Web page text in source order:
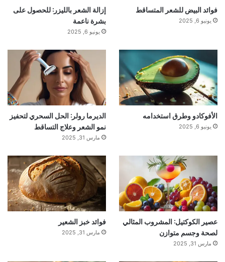
فوائد البيض للشعر المتساقط
يونيو 6, 2025
إزالة الشعر بالليزر: للحصول على
بشرة ناعمة
يونيو 6, 2025
الأفوكادو وطرق استخدامه
يونيو 6, 2025
الديرما رولر: الحل السحري لتحفيز
نمو الشعر وعلاج التساقط
مارس 31, 2025
عصير الكوكتيل: المشروب المثالي
لصحة وجسم متوازن
مارس 31, 2025
فوائد خبز الشعير
مارس 31, 2025